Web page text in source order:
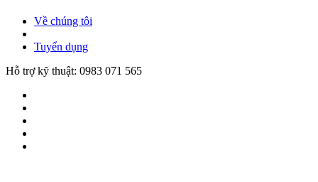
Về chúng tôi
Tuyển dụng
Hỗ trợ kỹ thuật: 0983 071 565